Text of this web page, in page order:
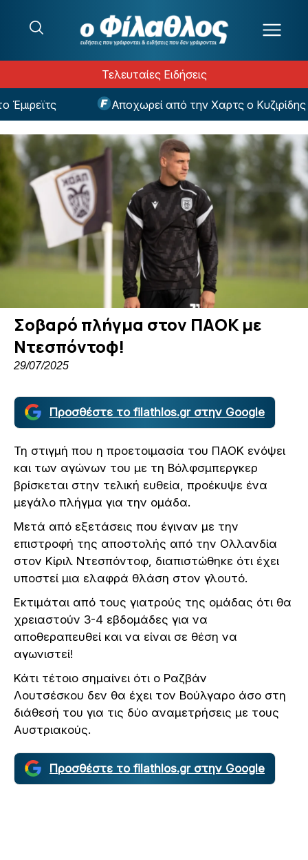
Τελευταίες Ειδήσεις
Αποχωρεί από την Χαρτς ο Κυζιρίδης
Σοβαρό πλήγμα στον ΠΑΟΚ με
Ντεσπόντοφ!
29/07/2025
Προσθέστε το filathlos.gr στην Google
Τη στιγμή που η προετοιμασία του ΠΑΟΚ ενόψει
και των αγώνων του με τη Βόλφσμπεργκερ
βρίσκεται στην τελική ευθεία, προέκυψε ένα
μεγάλο πλήγμα για την ομάδα.
Μετά από εξετάσεις που έγιναν με την
επιστροφή της αποστολής από την Ολλανδία
στον Κίριλ Ντεσπόντοφ, διαπιστώθηκε ότι έχει
υποστεί μια ελαφρά θλάση στον γλουτό.
Εκτιμάται από τους γιατρούς της ομάδας ότι θα
χρειαστούν 3-4 εβδομάδες για να
αποθεραπευθεί και να είναι σε θέση να
αγωνιστεί!
Κάτι τέτοιο σημαίνει ότι ο Ραζβάν
Λουτσέσκου δεν θα έχει τον Βούλγαρο άσο στη
διάθεσή του για τις δύο αναμετρήσεις με τους
Αυστριακούς.
Προσθέστε το filathlos.gr στην Google